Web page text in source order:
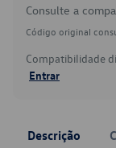
Consulte a
Código original
Compatibilidade
Entrar
Descrição